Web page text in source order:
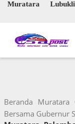
Muratara
Beranda Muratara
Bersama Gubernur